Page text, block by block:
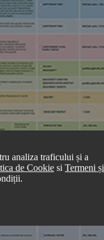
analiza traficului și a
de Cookie si Termeni și